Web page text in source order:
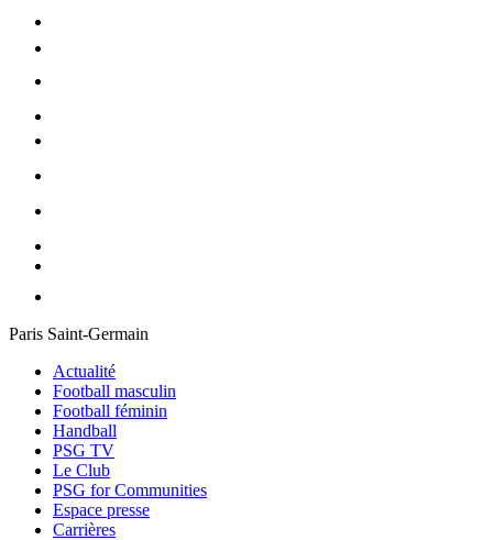
Paris Saint-Germain
Actualité
Football masculin
Football féminin
Handball
PSG TV
Le Club
PSG for Communities
Espace presse
Carrières